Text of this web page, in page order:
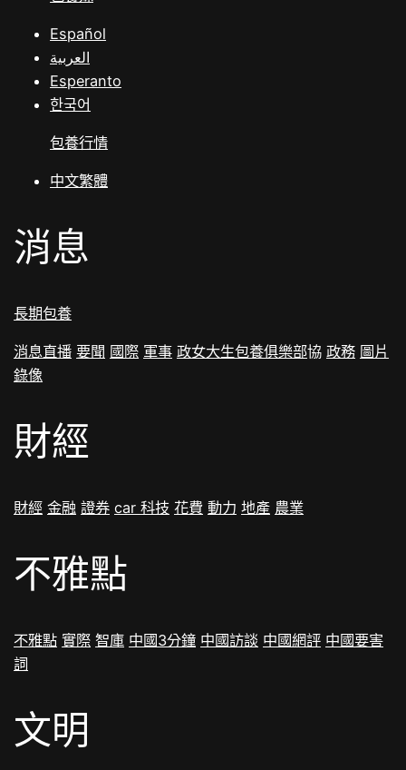
Español
العربية
Esperanto
한국어
包養行情
中文繁體
消息
長期包養
消息直播 要聞 國際 軍事 政女大生包養俱樂部協政務 圖片
錄像
財經
財經 金融 證券 car科技 花費 動力 地產 農業
不雅點
不雅點 實際 智庫 中國3分鐘 中國訪談 中國網評 中國要害
詞
文明